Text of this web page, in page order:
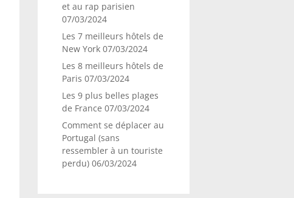
et au rap parisien
07/03/2024
Les 7 meilleurs hôtels de
New York 07/03/2024
Les 8 meilleurs hôtels de
Paris 07/03/2024
Les 9 plus belles plages
de France 07/03/2024
Comment se déplacer au
Portugal (sans
ressembler à un touriste
perdu) 06/03/2024